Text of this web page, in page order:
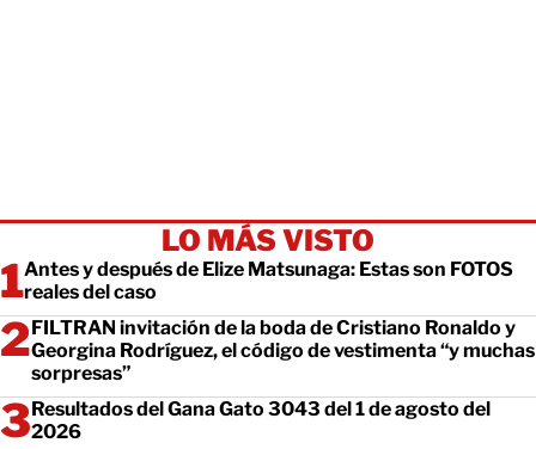
LO MÁS VISTO
Antes y después de Elize Matsunaga: Estas son FOTOS
reales del caso
FILTRAN invitación de la boda de Cristiano Ronaldo y
Georgina Rodríguez, el código de vestimenta “y muchas
sorpresas”
Resultados del Gana Gato 3043 del 1 de agosto del
2026